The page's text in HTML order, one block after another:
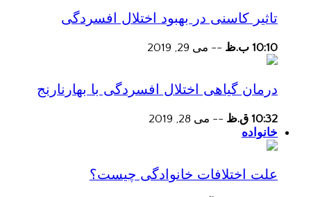
تاثیر کاسنی در بهبود اختلال افسردگی
10:10 ب.ظ -- می 29, 2019
درمان گیاهی اختلال افسردگی با بهارنارنج
10:32 ق.ظ -- می 28, 2019
خانواده
علت اختلافات خانوادگی چیست؟